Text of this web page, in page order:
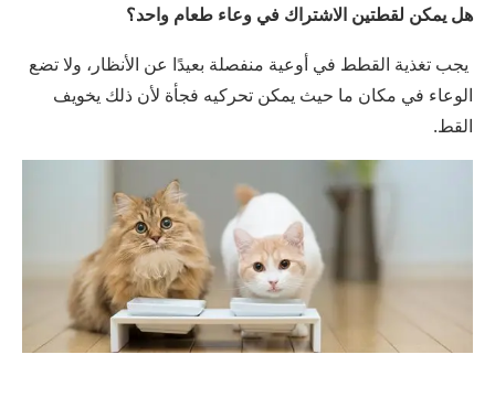
هل يمكن لقطتين الاشتراك في وعاء طعام واحد؟
يجب تغذية القطط في أوعية منفصلة بعيدًا عن الأنظار، ولا تضع
الوعاء في مكان ما حيث يمكن تحركيه فجأة لأن ذلك يخويف
القط.